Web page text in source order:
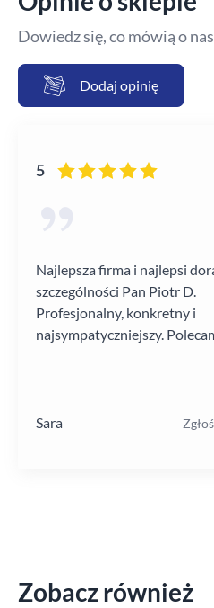
Dowiedz się, co mówią o
Dodaj opinię
5
Najlepsza firma i najlepsi
szczególności Pan Piotr D.
Profesjonalny, konkretny i
najsympatyczniejszy.
Sara
Zobacz również